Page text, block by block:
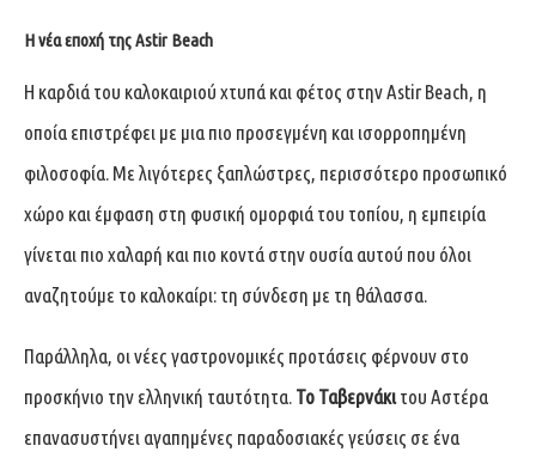
Η νέα εποχή της Astir Beach
Η καρδιά του καλοκαιριού χτυπά και φέτος στην Astir Beach, η
οποία επιστρέφει με μια πιο προσεγμένη και ισορροπημένη
φιλοσοφία. Με λιγότερες ξαπλώστρες, περισσότερο προσωπικό
χώρο και έμφαση στη φυσική ομορφιά του τοπίου, η εμπειρία
γίνεται πιο χαλαρή και πιο κοντά στην ουσία αυτού που όλοι
αναζητούμε το καλοκαίρι: τη σύνδεση με τη θάλασσα.
Παράλληλα, οι νέες γαστρονομικές προτάσεις φέρνουν στο
προσκήνιο την ελληνική ταυτότητα. Το Ταβερνάκιτου Αστέρα
επανασυστήνει αγαπημένες παραδοσιακές γεύσεις σε ένα